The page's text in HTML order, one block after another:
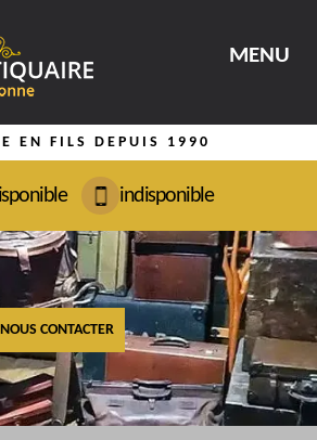
MENU
EN FILS DEPUIS 1990
indisponible
NOUS CONTACTER